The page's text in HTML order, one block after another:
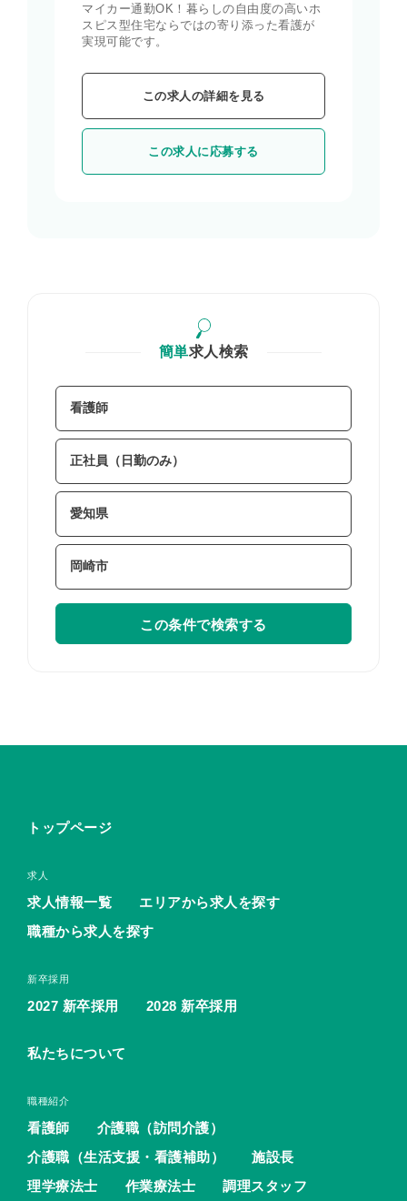
マイカー通勤OK！暮らしの自由度の高いホ
スピス型住宅ならではの寄り添った看護が
実現可能です。
この求人の詳細を見る
この求人に応募する
簡単求人検索
この条件で検索する
トップページ
求人
求人情報一覧
エリアから求人を探す
職種から求人を探す
新卒採用
2027 新卒採用 2028 新卒採用
私たちについて
職種紹介
看護師
介護職（訪問介護）
介護職（生活支援・看護補助）
施設長
理学療法士
作業療法士
調理スタッフ